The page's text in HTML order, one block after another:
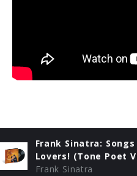
Frank Sinatra:
Lovers! (Tone Poet
Frank Sinatra